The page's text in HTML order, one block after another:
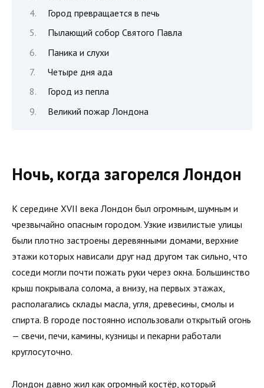
Город превращается в печь
Пылающий собор Святого Павла
Паника и слухи
Четыре дня ада
Город из пепла
Великий пожар Лондона
Ночь, когда загорелся Лондон
К середине XVII века Лондон был огромным, шумным и
чрезвычайно опасным городом. Узкие извилистые улицы
были плотно застроены деревянными домами, верхние
этажи которых нависали друг над другом так сильно, что
соседи могли почти пожать руки через окна. Большинство
крыш покрывала солома, а внизу, на первых этажах,
располагались склады масла, угля, древесины, смолы и
спирта. В городе постоянно использовали открытый огонь
— свечи, печи, камины, кузницы и пекарни работали
круглосуточно.
Лондон давно жил как огромный костёр, который